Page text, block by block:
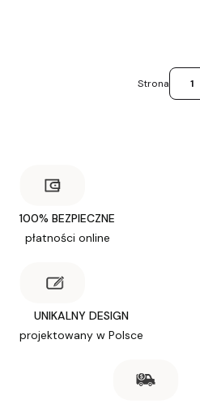
Strona
100% BEZPIECZNE
płatności online
UNIKALNY DESIGN
projektowany w Polsce